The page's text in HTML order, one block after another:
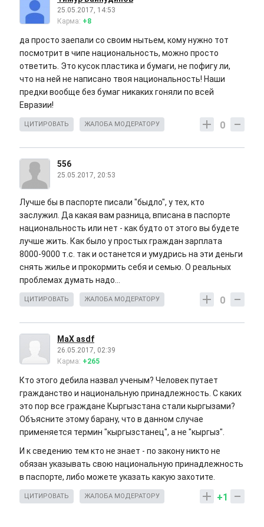
25.05.2017, 14:53
Карма: +8
да просто заепали со своим нытьем, кому нужно тот
посмотрит в чипе национальность, можно просто
ответить. Это кусок пластика и бумаги, не пофигу ли,
что на ней не написано твоя национальность! Наши
предки вообще без бумаг никаких гоняли по всей
Евразии!
0
ЦИТИРОВАТЬ ЖАЛОБА МОДЕРАТОРУ
556
25.05.2017, 20:53
Лучше бы в паспорте писали "быдло", у тех, кто
заслужил. Да какая вам разница, вписана в паспорте
национальность или нет - как будто от этого вы будете
лучше жить. Как было у простых граждан зарплата
8000-9000 т.с. так и останется и умудрись на эти деньги
снять жилье и прокормить себя и семью. О реальных
проблемах думать надо...
0
ЦИТИРОВАТЬ ЖАЛОБА МОДЕРАТОРУ
MaX asdf
26.05.2017, 02:39
Карма: +265
Кто этого дебила назвал ученым? Человек путает
гражданство и национальную принадлежность. С каких
это пор все граждане Кыргызстана стали кыргызами?
Объясните этому барану, что в данном случае
применяется термин "кыргызстанец", а не "кыргыз".
И к сведению тем кто не знает - по закону никто не
обязан указывать свою национальную принадлежность
в паспорте, либо можете указать какую захотите.
+1
ЦИТИРОВАТЬ ЖАЛОБА МОДЕРАТОРУ